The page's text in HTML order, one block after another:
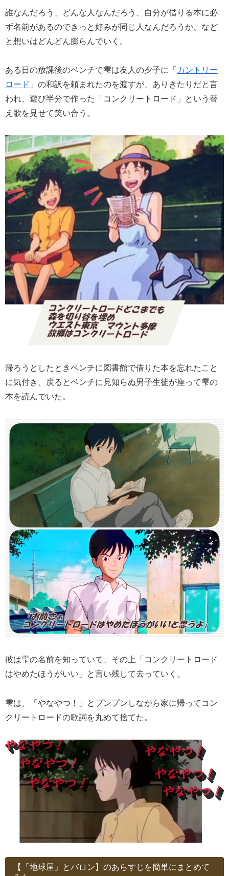
誰なんだろう、どんな人なんだろう、自分が借りる本に必
ず名前があるのできっと好みが同じ人なんだろうか、など
と想いはどんどん膨らんでいく。
ある日の放課後のベンチで雫は友人の夕子に「 カントリー
ロード 」の和訳を頼まれたのを渡すが、ありきたりだと言
われ、遊び半分で作った「コンクリートロード」という替
え歌を見せて笑い合う。
帰ろうとしたときベンチに図書館で借りた本を忘れたこと
に気付き、戻るとベンチに見知らぬ男子生徒が座って雫の
本を読んでいた。
彼は雫の名前を知っていて、その上「コンクリートロード
はやめたほうがいい」と言い残して去っていく。
雫は、「やなやつ！」とプンプンしながら家に帰ってコン
クリートロードの歌詞を丸めて捨てた。
【「地球屋」とバロン】のあらすじを簡単にまとめて